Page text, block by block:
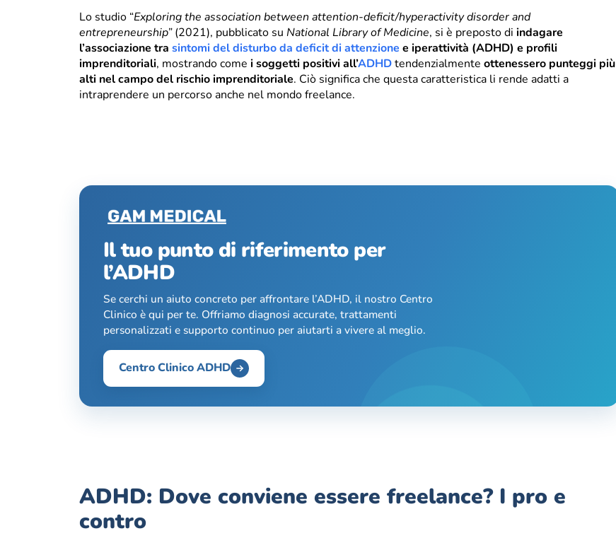
Lo studio “Exploring the association between attention-deficit/hyperactivity disorder and
entrepreneurship”(2021), pubblicato su National Library of Medicine, si è preposto di indagare
l’associazione tra sintomi del disturbo da deficit di attenzione e iperattività (ADHD) e profili
imprenditoriali, mostrando come i soggetti positivi all’ADHDtendenzialmente ottenessero punteggi più
alti nel campo del rischio imprenditoriale. Ciò significa che questa caratteristica li rende adatti a
intraprendere un percorso anche nel mondo freelance.
Il tuo punto di riferimento per
l’ADHD
Se cerchi un aiuto concreto per affrontare l’ADHD, il nostro Centro
Clinico è qui per te. Offriamo diagnosi accurate, trattamenti
personalizzati e supporto continuo per aiutarti a vivere al meglio.
Centro Clinico ADHD
ADHD: Dove conviene essere freelance? I pro e
contro